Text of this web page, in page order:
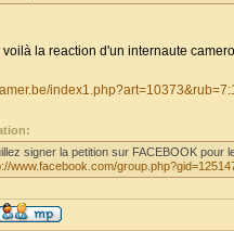
voilà la reaction d'un internaute
signer la petition sur FACEBOOK pour
www.facebook.com/